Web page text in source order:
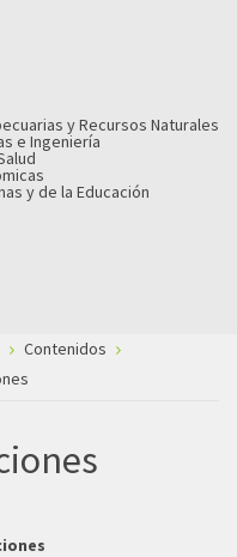
y Recursos Naturales
e Ingeniería
y de la Educación
Contenidos